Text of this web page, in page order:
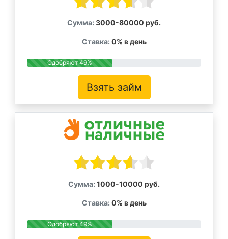
Сумма: 3000-80000 руб.
Ставка: 0% в день
Одобряют 49%
Взять займ
Сумма: 1000-10000 руб.
Ставка: 0% в день
Одобряют 49%